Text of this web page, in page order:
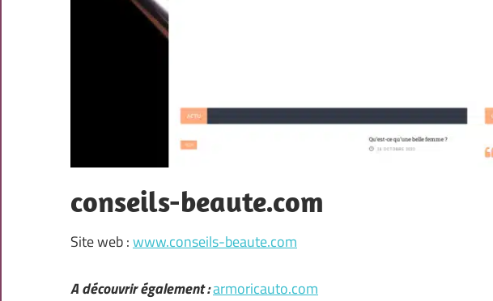
conseils-beaute.com
Site web :www.conseils-beaute.com
A découvrir également :armoricauto.com